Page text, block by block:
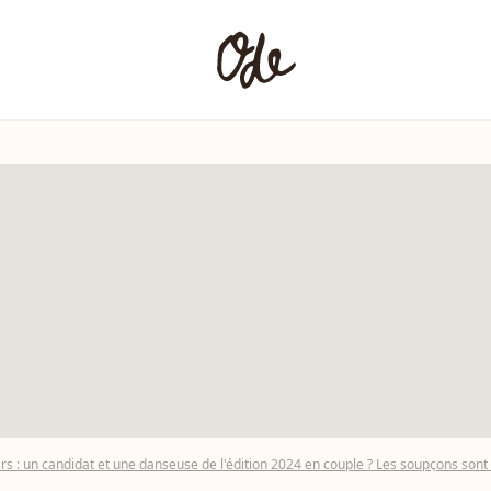
: un candidat et une danseuse de l'édition 2024 en couple ? Les soupçons